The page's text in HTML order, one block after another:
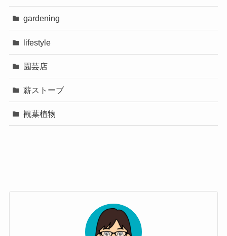
gardening
lifestyle
園芸店
薪ストーブ
観葉植物